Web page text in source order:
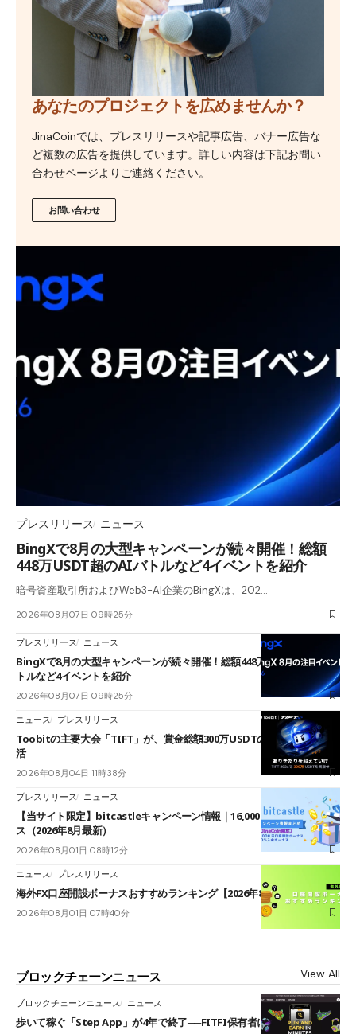
あなたのプロジェクトを広めませんか？
JinaCoinでは、プレスリリースや記事広告、バナー広告な
ど複数の広告を提供しています。詳しい内容は下記お問い
合わせページよりご連絡ください。
お問い合わせ
プレスリリース ニュース
BingXで8月の大型キャンペーンが続々開催！総額
448万USDT超のAIバトルなど4イベントを紹介
暗号資産取引所およびWeb3-AI企業のBingXは、202…
2026年08月07日 09時25分
プレスリリース ニュース
BingXで8月の大型キャンペーンが続々開催！総額448万USDT超のAIバ
トルなど4イベントを紹介
2026年08月07日 09時25分
ニュース プレスリリース
Toobitの主要大会「TIFT」が、賞金総額300万USDTのレースとして復
活
2026年08月04日 11時38分
プレスリリース ニュース
【当サイト限定】bitcastleキャンペーン情報｜16,000円口座開設ボーナ
ス（2026年8月最新）
2026年08月01日 08時12分
ニュース プレスリリース
海外FX口座開設ボーナスおすすめランキング【2026年8月最新】
2026年08月01日 07時40分
ブロックチェーンニュース View All
ブロックチェーンニュース ニュース
歩いて稼ぐ「Step App」が4年で終了──FITFI保有者に対応呼びかけ